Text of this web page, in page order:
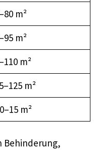
m²
m²
m²
m²
m²
Behinderung,